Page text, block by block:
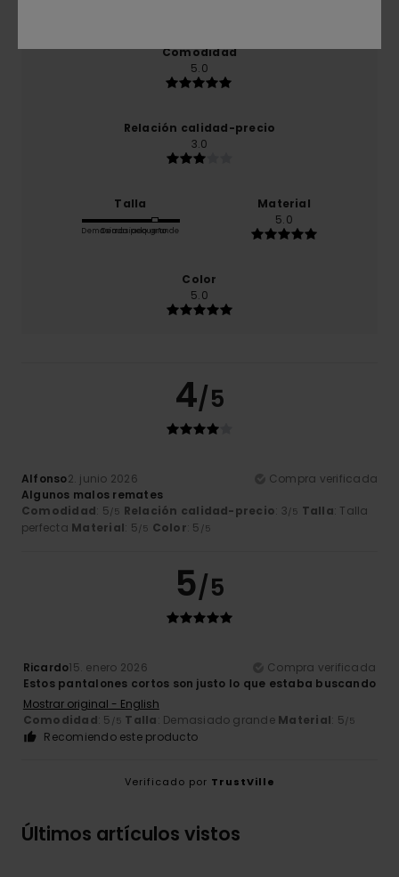
Comodidad
5.0
Relación calidad-precio
3.0
Talla
Demasiado pequeño
Demasiado grande
Material
5.0
Color
5.0
4/5
Alfonso2. junio 2026
Compra verificada
Algunos malos remates
Comodidad: 5/5 Relación calidad-precio: 3/5 Talla: Talla
perfecta Material: 5/5 Color: 5 /5
5/5
Ricardo15. enero 2026
Compra verificada
Estos pantalones cortos son justo lo que estaba buscando
Mostrar original - English
Comodidad: 5 /5 Talla: Demasiado grande Material: 5/5
Recomiendo este producto
Verificado por TrustVille
Últimos artículos vistos